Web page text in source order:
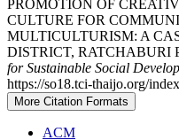
PROMOTION OF
CULTURE FOR
MULTICULTURISM: A
DISTRICT, RATCHABURI
for Sustainable Social
https://so18.tci-thaijo.org/
More Citation Formats
ACM